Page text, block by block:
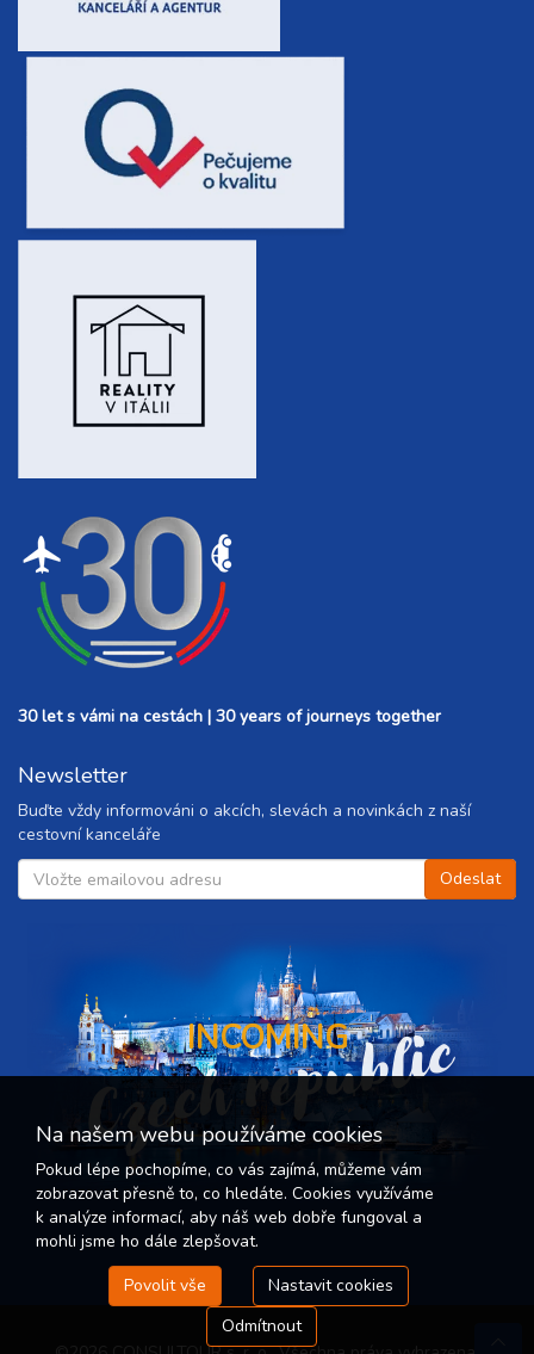
30 let s vámi na cestách | 30 years of journeys together
Newsletter
Buďte vždy informováni o akcích, slevách a novinkách z naší
cestovní kanceláře
INCOMING
Czech republic
Na našem webu používáme cookies
Pokud lépe pochopíme, co vás zajímá, můžeme vám
zobrazovat přesně to, co hledáte. Cookies využíváme
k analýze informací, aby náš web dobře fungoval a
mohli jsme ho dále zlepšovat.
Povolit vše
Nastavit cookies
Odmítnout